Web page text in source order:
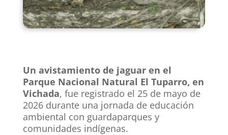
Un avistamiento de jaguar en el
Parque Nacional Natural El Tuparro, en
Vichada, fue registrado el 25 de mayo de
2026 durante una jornada de educación
ambiental con guardaparques y
comunidades indígenas.